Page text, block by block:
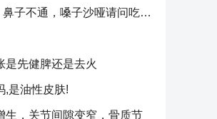
你好，鼻炎犯了，鼻子不通，嗓子沙哑请问吃什么药比较好？
是先健脾还是去火
,是油性皮肤!
生，关节间隙变窄，骨质节